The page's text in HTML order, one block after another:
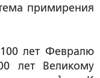
примирения
100 лет Февралю
лет Великому